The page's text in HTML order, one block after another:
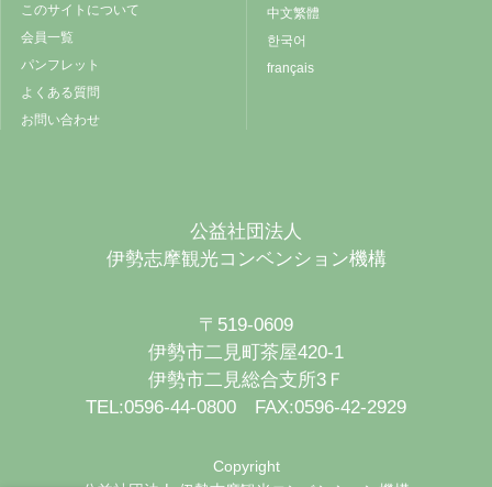
このサイトについて
会員一覧
パンフレット
よくある質問
お問い合わせ
中文繁體
한국어
français
公益社団法人
伊勢志摩観光コンベンション機構
〒519-0609
伊勢市二見町茶屋420-1
伊勢市二見総合支所3Ｆ
TEL:0596-44-0800 FAX:0596-42-2929
Copyright